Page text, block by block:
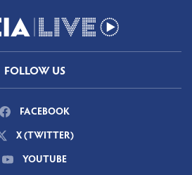
FOLLOW US
FACEBOOK
X (TWITTER)
YOUTUBE